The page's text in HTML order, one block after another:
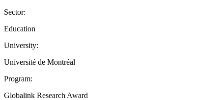
Sector:
Education
University:
Université de Montréal
Program:
Globalink Research Award